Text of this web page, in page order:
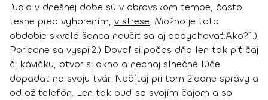
ľudia v dnešnej dobe sú v obrovskom tempe, často
tesne pred vyhorením, v strese. Možno je toto
obdobie skvelá šanca naučiť sa aj oddychovať.Ako?1.)
Poriadne sa vyspi.2.) Dovoľ si počas dňa len tak piť čaj
či kávičku, otvor si okno a nechaj slnečné lúče
dopadať na svoju tvár. Nečítaj pri tom žiadne správy a
odlož telefón. Len tak buď so svojím čajom a so